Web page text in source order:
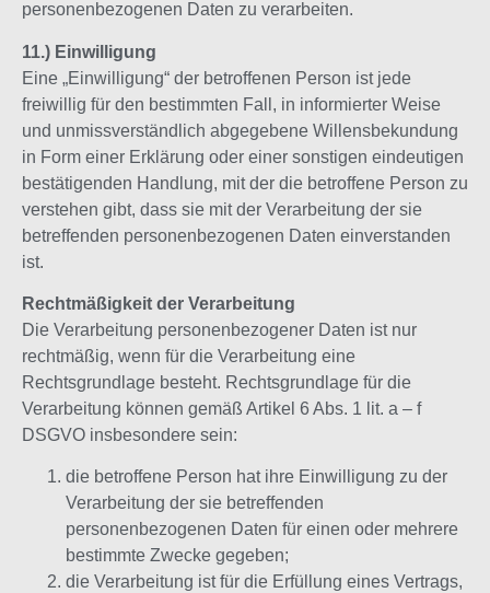
personenbezogenen Daten zu verarbeiten.
11.) Einwilligung
Eine „Einwilligung“ der betroffenen Person ist jede
freiwillig für den bestimmten Fall, in informierter Weise
und unmissverständlich abgegebene Willensbekundung
in Form einer Erklärung oder einer sonstigen eindeutigen
bestätigenden Handlung, mit der die betroffene Person zu
verstehen gibt, dass sie mit der Verarbeitung der sie
betreffenden personenbezogenen Daten einverstanden
ist.
Rechtmäßigkeit der Verarbeitung
Die Verarbeitung personenbezogener Daten ist nur
rechtmäßig, wenn für die Verarbeitung eine
Rechtsgrundlage besteht. Rechtsgrundlage für die
Verarbeitung können gemäß Artikel 6 Abs. 1 lit. a – f
DSGVO insbesondere sein:
die betroffene Person hat ihre Einwilligung zu der
Verarbeitung der sie betreffenden
personenbezogenen Daten für einen oder mehrere
bestimmte Zwecke gegeben;
die Verarbeitung ist für die Erfüllung eines Vertrags,